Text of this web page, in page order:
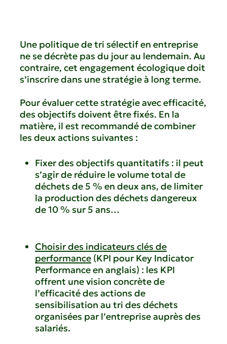
Une politique de tri sélectif en entreprise
ne se décrète pas du jour au lendemain. Au
contraire, cet engagement écologique doit
s’inscrire dans une stratégie à long terme.
Pour évaluer cette stratégie avec efficacité,
des objectifs doivent être fixés. En la
matière, il est recommandé de combiner
les deux actions suivantes :
Fixer des objectifs quantitatifs : il peut
s’agir de réduire le volume total de
déchets de 5 % en deux ans, de limiter
la production des déchets dangereux
de 10 % sur 5 ans…
Choisir des indicateurs clés de
performance (KPI pour Key Indicator
Performance en anglais) : les KPI
offrent une vision concrète de
l’efficacité des actions de
sensibilisation au tri des déchets
organisées par l’entreprise auprès des
salariés.